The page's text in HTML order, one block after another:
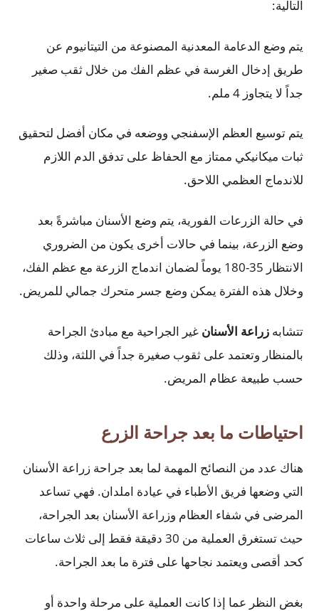
التالية:
يتم وضع الدعامة المعدنية المصنوعة من التيتانيوم عن
طريق إدخال الغرسة في عظم الفك من خلال ثقب صغير
جداً لا يتجاوز 4 ملم.
يتم توسيع العظم الإسفنجي ووضعه في مكان أفضل لتحقيق
ثبات ميكانيكي ممتاز مع الحفاظ على تدفق الدم اللازم
للاندماج العظمي اللاحق.
في حالة الزرعات الفورية، يتم وضع الأسنان مباشرةً بعد
وضع الزرعة، بينما في حالات أخرى يكون من الضروري
الانتظار 35-180 يوماً لضمان اندماج الزرعة مع عظم الفك،
وخلال هذه الفترة يمكن وضع جسر متحرك جمالي للمريض.
تتشابه زراعة الأسنان غير الجراحية مع مبادئ الجراحة
بالمنظار وتعتمد على ثقوب صغيرة جداً في اللثة، وذلك
حسب طبيعة عظام المريض.
احتياطات ما بعد جراحة الزرع
هناك عدد من النصائح المهمة لما بعد جراحة زراعة الأسنان
التي وضعها فريق الأطباء في عيادة املدان. فهي تساعد
المرضى في شفاء العظام وزراعة الأسنان بعد الجراحة،
حيث تستغرق العملية من 30 دقيقة فقط إلى ثلاث ساعات
كحد أقصى ويعتمد نجاحها على فترة ما بعد الجراحة.
بغض النظر عما إذا كانت العملية على مرحلة واحدة أو